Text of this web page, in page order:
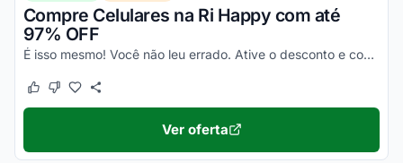
Compre Celulares na Ri Happy com até
97% OFF
É isso mesmo! Você não leu errado. Ative o desconto e confira essa novidade!
Este cupom funcionou
Este cupom não funcionou
Ver oferta